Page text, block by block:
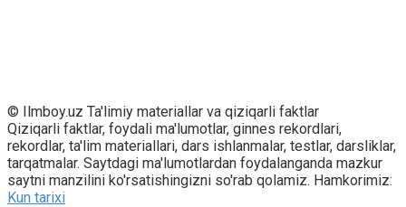
© Ilmboy.uz Ta'limiy materiallar va qiziqarli faktlar
Qiziqarli faktlar, foydali ma'lumotlar, ginnes rekordlari,
rekordlar, ta'lim materiallari, dars ishlanmalar, testlar, darsliklar,
tarqatmalar. Saytdagi ma'lumotlardan foydalanganda mazkur
saytni manzilini ko'rsatishingizni so'rab qolamiz. Hamkorimiz:
Kun tarixi